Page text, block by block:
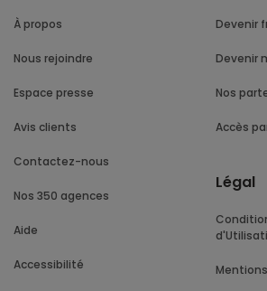
À propos
Nous rejoindre
Espace presse
Avis clients
Contactez-nous
Nos 350 agences
Aide
Accessibilité
Devenir
Nos
Accès
Légal
Conditions Générales